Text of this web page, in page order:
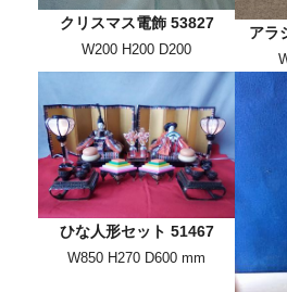
クリスマス電飾 53827
W200 H200 D200
アラ
ひな人形セット 51467
W850 H270 D600 mm